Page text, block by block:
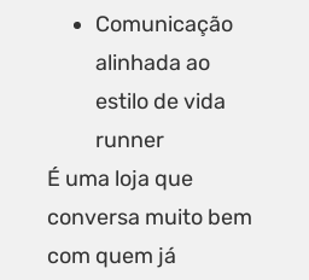
Comunicação
alinhada ao
estilo de vida
runner
É uma loja que
conversa muito bem
com quem já